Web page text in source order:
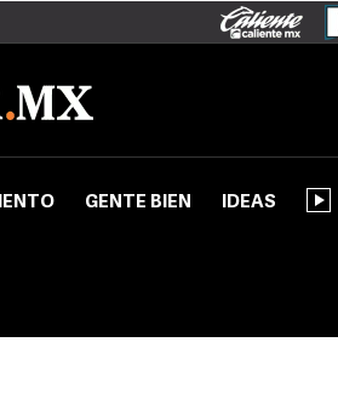
GENTE BIEN IDEAS